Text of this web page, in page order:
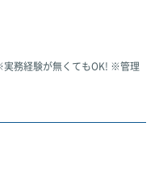
実務経験が無くてもOK! ※管理